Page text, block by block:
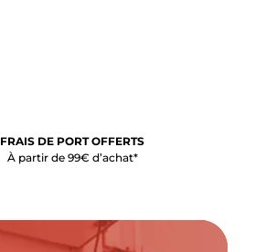
FRAIS DE PORT OFFERTS
À partir de 99€ d’achat*